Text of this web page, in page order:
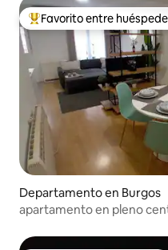
Favorito entre los
Favorito entre
Departamento en Burgos
apartamento en pleno